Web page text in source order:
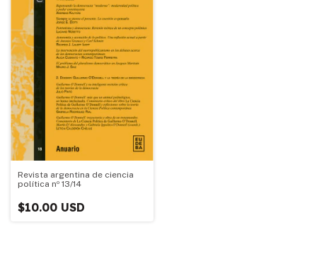
Revista argentina de ciencia
política nº 13/14
$10.00 USD